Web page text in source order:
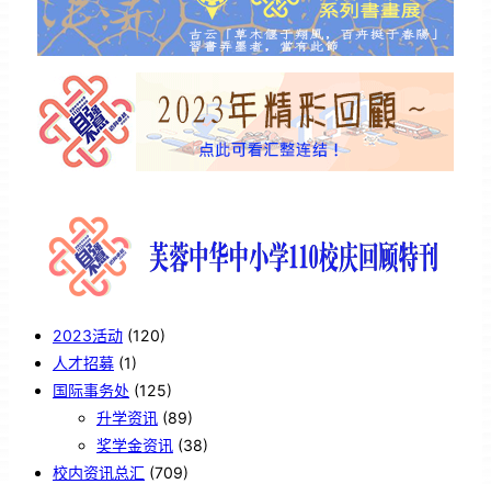
2023活动 (120)
人才招募 (1)
国际事务处 (125)
升学资讯 (89)
奖学金资讯 (38)
校内资讯总汇 (709)